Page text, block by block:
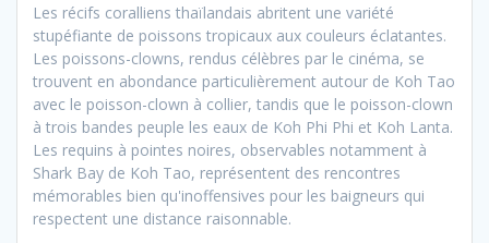
Les récifs coralliens thaïlandais abritent une variété
stupéfiante de poissons tropicaux aux couleurs éclatantes.
Les poissons-clowns, rendus célèbres par le cinéma, se
trouvent en abondance particulièrement autour de Koh Tao
avec le poisson-clown à collier, tandis que le poisson-clown
à trois bandes peuple les eaux de Koh Phi Phi et Koh Lanta.
Les requins à pointes noires, observables notamment à
Shark Bay de Koh Tao, représentent des rencontres
mémorables bien qu'inoffensives pour les baigneurs qui
respectent une distance raisonnable.